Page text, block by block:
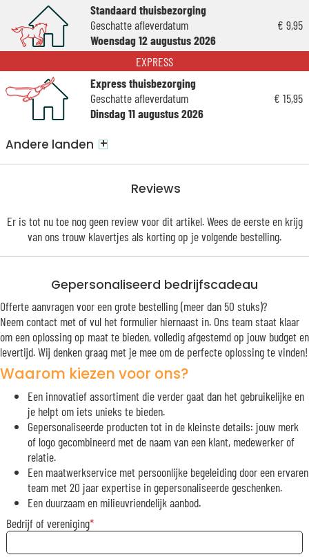
Reviews
Er is tot nu toe nog geen review voor dit artikel. Wees de eerste en krijg
van ons trouw klavertjes als korting op je volgende bestelling.
Standaard thuisbezorging
Geschatte afleverdatum
Woensdag 12 augustus 2026
€ 9,95
EXPRESS
Express thuisbezorging
Geschatte afleverdatum
Dinsdag 11 augustus 2026
€ 15,95
Andere landen +
Gepersonaliseerd bedrijfscadeau
Offerte aanvragen voor een grote bestelling (meer dan 50 stuks)?
Neem contact met of vul het formulier hiernaast in. Ons team staat klaar
om een oplossing op maat te bieden, volledig afgestemd op jouw budget en
levertijd. Wij denken graag met je mee om de perfecte oplossing te vinden!
Waarom kiezen voor ons?
Een innovatief assortiment die verder gaat dan het gebruikelijke en
je helpt om iets unieks te bieden.
Gepersonaliseerde producten tot in de kleinste details: jouw merk
of logo gecombineerd met de naam van een klant, medewerker of
relatie.
Een maatwerkservice met persoonlijke begeleiding door een ervaren
team met 20 jaar expertise in gepersonaliseerde geschenken.
Een duurzaam en milieuvriendelijk aanbod.
Bedrijf of vereniging